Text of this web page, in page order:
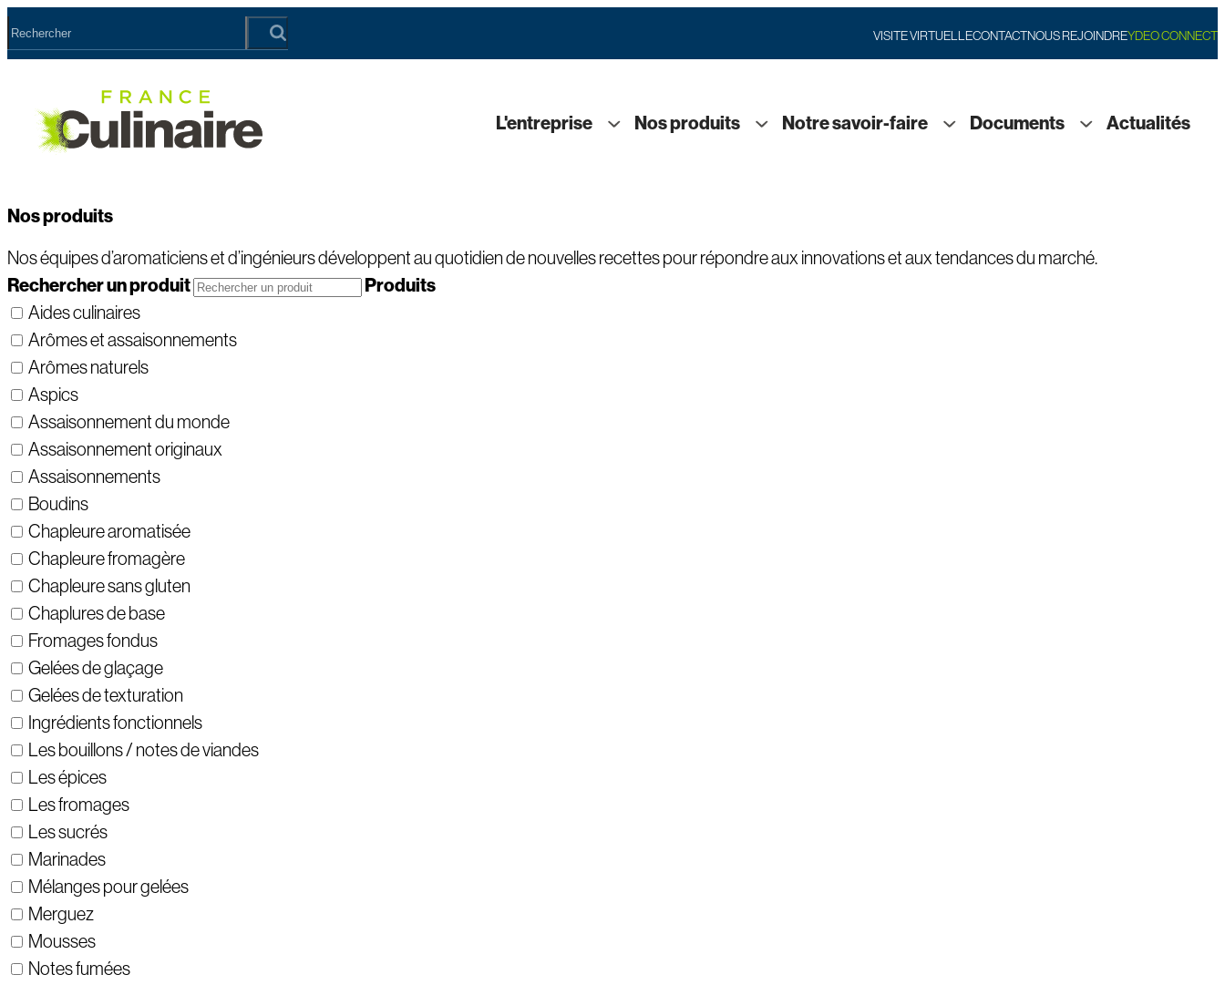
VISITE VIRTUELLECONTACTNOUS REJOINDREYDEO CONNECT
L'entreprise Nos produits Notre savoir-faire Documents Actualités
Nos produits
Nos équipes d’aromaticiens et d’ingénieurs développent au quotidien de nouvelles recettes pour répondre aux innovations et aux tendances du marché.
Rechercherun produit Produits
Aides culinaires
Arômes et assaisonnements
Arômes naturels
Aspics
Assaisonnement du monde
Assaisonnement originaux
Assaisonnements
Boudins
Chapleure aromatisée
Chapleure fromagère
Chapleure sans gluten
Chaplures de base
Fromages fondus
Gelées de glaçage
Gelées de texturation
Ingrédients fonctionnels
Les bouillons / notes de viandes
Les épices
Les fromages
Les sucrés
Marinades
Mélanges pour gelées
Merguez
Mousses
Notes fumées